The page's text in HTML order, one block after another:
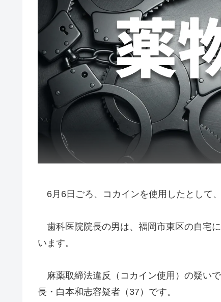
6月6日ごろ、コカインを使用したとして
歯科医院院長の男は、福岡市東区の自宅
います。
麻薬取締法違反（コカイン使用）の疑い
長・白本和志容疑者（37）です。